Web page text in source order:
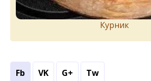
Курник
Fb VK G+ Tw